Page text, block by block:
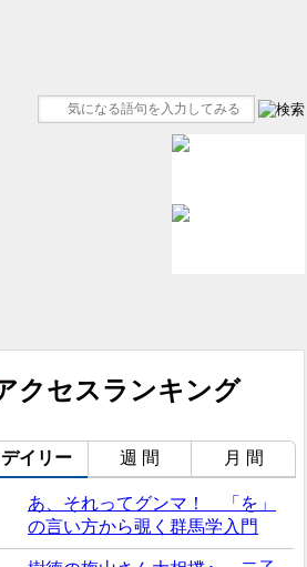
デイリー 週 間 月 間
あ、それってグンマ！ 「を」
の言い方から覗く群馬学入門